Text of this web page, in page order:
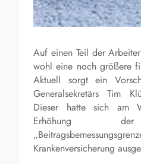
Auf einen Teil der
wohl eine noch größere
Aktuell sorgt ein
Generalsekretärs Tim
Dieser hatte sich am
Erhöhung
„
Krankenversicherung